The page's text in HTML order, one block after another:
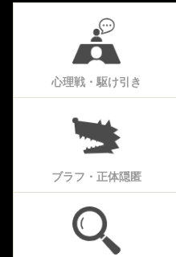
心理戦・駆け引き
ブラフ・正体隠匿